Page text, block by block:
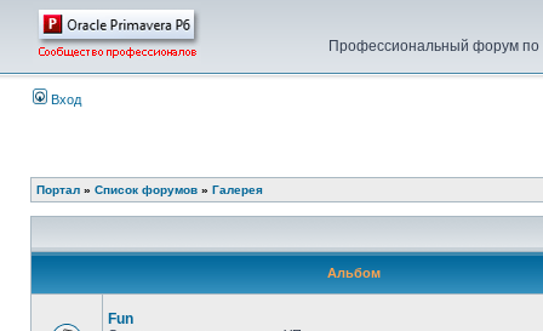
Профессиональный форум по
Вход
Портал » Список форумов » Галерея
Альбом
Fun